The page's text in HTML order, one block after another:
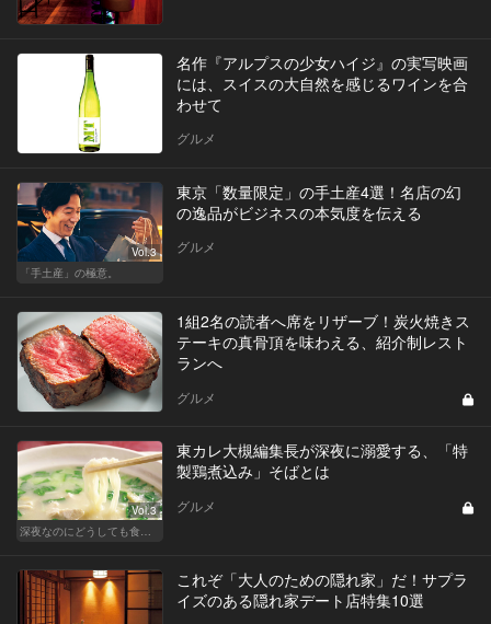
名作『アルプスの少女ハイジ』の実写映画
には、スイスの大自然を感じるワインを合
わせて
グルメ
Vol.3
「手土産」の極意。
東京「数量限定」の手土産4選！名店の幻
の逸品がビジネスの本気度を伝える
グルメ
1組2名の読者へ席をリザーブ！炭火焼きス
テーキの真骨頂を味わえる、紹介制レスト
ランへ
グルメ
Vol.3
東カレ大槻編集長が深夜に溺愛する、「特
製鶏煮込み」そばとは
グルメ
これぞ「大人のための隠れ家」だ！サプラ
イズのある隠れ家デート店特集10選